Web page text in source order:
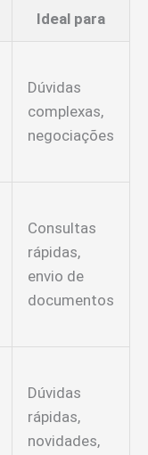
Ideal para
Dúvidas
complexas,
negociações
Consultas
rápidas,
envio de
documentos
Dúvidas
rápidas,
novidades,